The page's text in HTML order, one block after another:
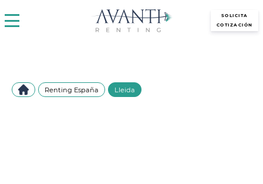
SOLICITA
COTIZACIÓN
Renting España Lleida